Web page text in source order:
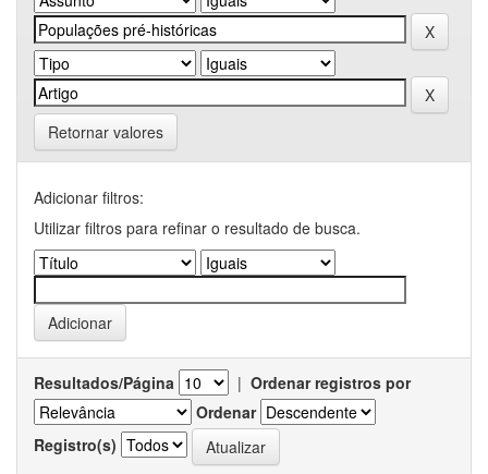
Retornar valores
Adicionar filtros:
Utilizar filtros para refinar o resultado de busca.
Resultados/Página | Ordenar registros por
Ordenar
Registro(s)